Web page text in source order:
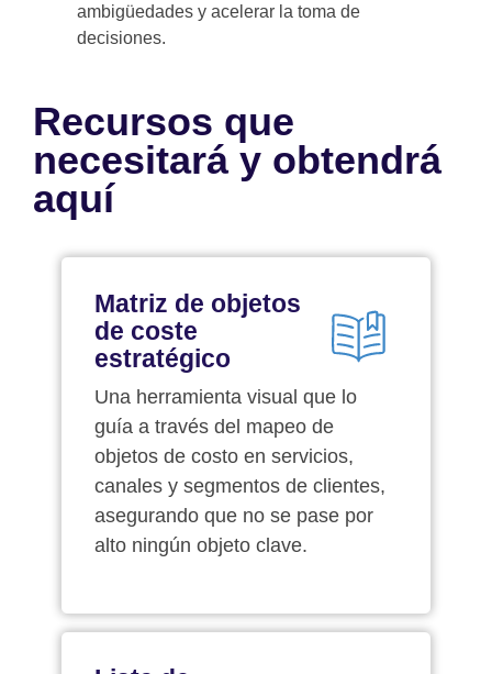
ambigüedades y acelerar la toma de
decisiones.
Recursos que
necesitará y obtendrá
aquí
Matriz de objetos
de coste
estratégico
Una herramienta visual que lo
guía a través del mapeo de
objetos de costo en servicios,
canales y segmentos de clientes,
asegurando que no se pase por
alto ningún objeto clave.